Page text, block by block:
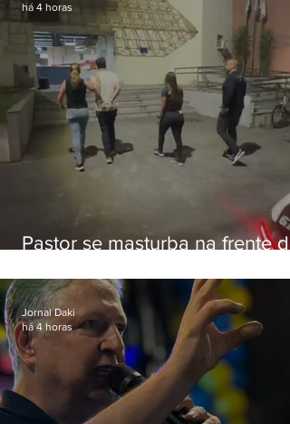
Pastor se masturba na frente de
há 4 horas
Jornal Daki
há 4 horas